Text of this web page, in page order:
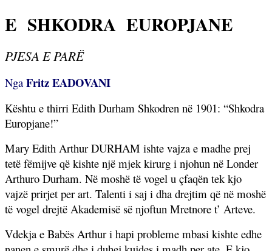
E SHKODRA EUROPJANE
PJESA E PARË
Nga Fritz EADOVANI
Kështu e thirri Edith Durham Shkodren në 1901: “Shkodra
Europjane!”
Mary Edith Arthur DURHAM ishte vajza e madhe prej
tetë fëmijve që kishte një mjek kirurg i njohun në Londer
Arthuro Durham. Në moshë të vogel u çfaqën tek kjo
vajzë prirjet per art. Talenti i saj i dha drejtim që në moshë
të vogel drejtë Akademisë së njoftun Mretnore t’ Arteve.
Vdekja e Babës Arthur i hapi probleme mbasi kishte edhe